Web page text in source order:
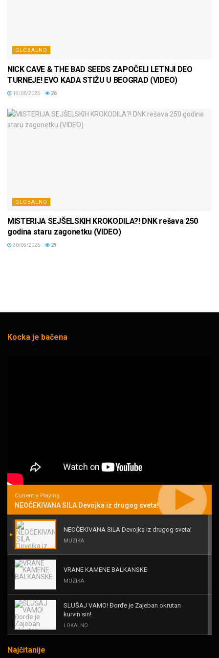
GLOBALNO
NICK CAVE & THE BAD SEEDS ZAPOČELI LETNJI DEO
TURNEJE! EVO KADA STIŽU U BEOGRAD (VIDEO)
19/06/2026 26
GLOBALNO
MISTERIJA SEJŠELSKIH KROKODILA?! DNK rešava 250
godina staru zagonetku (VIDEO)
30/05/2026 29
Kocka je bačena
Currently Playing
NEOČEKIVANA SILA Devojka iz drugog sveta!
NEOČEKIVANA SILA Devojka iz drugog sveta!
MUZIKA
VRANE KAMENE BALKANSKE
MUZIKA
SLUŠAJ VAMO! Đorđe je Zajeban okrutan
kurvin sin!
LOKALNO
Najčitanije